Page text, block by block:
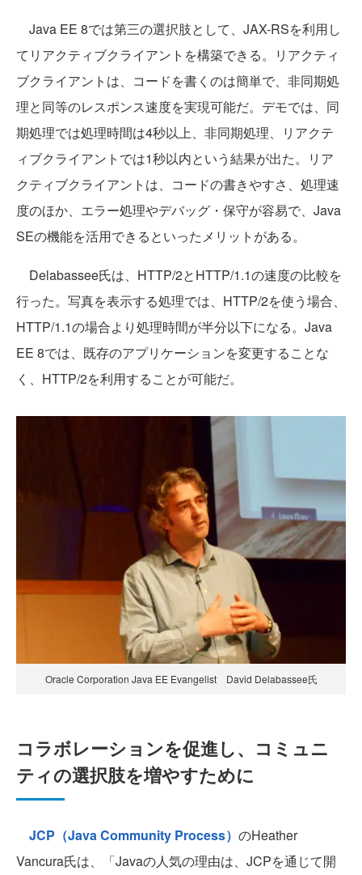
Java EE 8では第三の選択肢として、JAX-RSを利用し
てリアクティブクライアントを構築できる。リアクティ
ブクライアントは、コードを書くのは簡単で、非同期処
理と同等のレスポンス速度を実現可能だ。デモでは、同
期処理では処理時間は4秒以上、非同期処理、リアクテ
ィブクライアントでは1秒以内という結果が出た。リア
クティブクライアントは、コードの書きやすさ、処理速
度のほか、エラー処理やデバッグ・保守が容易で、Java
SEの機能を活用できるといったメリットがある。
Delabassee氏は、HTTP/2とHTTP/1.1の速度の比較を
行った。写真を表示する処理では、HTTP/2を使う場合、
HTTP/1.1の場合より処理時間が半分以下になる。Java
EE 8では、既存のアプリケーションを変更することな
く、HTTP/2を利用することが可能だ。
Oracle Corporation Java EE Evangelist David Delabassee氏
コラボレーションを促進し、コミュニ
ティの選択肢を増やすために
JCP（Java Community Process） のHeather
Vancura氏は、「Javaの人気の理由は、JCPを通じて開